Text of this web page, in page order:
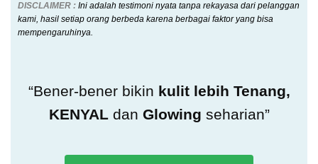
DISCLAIMER : Ini adalah testimoni nyata tanpa rekayasa dari pelanggan
kami, hasil setiap orang berbeda karena berbagai faktor yang bisa
mempengaruhinya.
“Bener-bener bikin kulit lebih Tenang,
KENYAL dan Glowing seharian”